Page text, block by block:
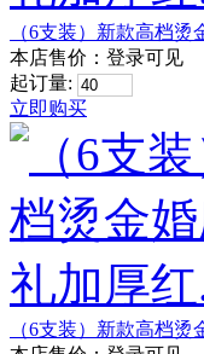
（6支装）新款高档
本店售价： 登录可见
起订量:
立即购买
（6支装）新款高档